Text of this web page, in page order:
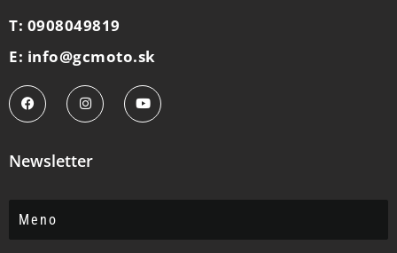
T: 0908049819
E: info@gcmoto.sk
Newsletter